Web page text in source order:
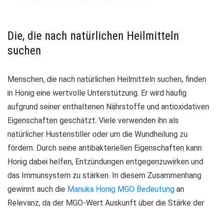
Die, die nach natürlichen Heilmitteln
suchen
Menschen, die nach natürlichen Heilmitteln suchen, finden
in Honig eine wertvolle Unterstützung. Er wird häufig
aufgrund seiner enthaltenen Nährstoffe und antioxidativen
Eigenschaften geschätzt. Viele verwenden ihn als
natürlicher Hustenstiller oder um die Wundheilung zu
fördern. Durch seine antibakteriellen Eigenschaften kann
Honig dabei helfen, Entzündungen entgegenzuwirken und
das Immunsystem zu stärken. In diesem Zusammenhang
gewinnt auch die Manuka Honig MGO Bedeutung an
Relevanz, da der MGO-Wert Auskunft über die Stärke der